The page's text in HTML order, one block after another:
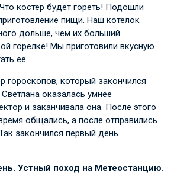
костёр будет гореть! Подошли
пищи. Наш котелок
дольше, чем их больший
горелке! Мы приготовили вкусную
её.
гороскопов, который закончился
оказалась умнее
и заканчивала она. После этого
общались, а после отправились
закончился первый день
Устный поход на Метеостанцию.